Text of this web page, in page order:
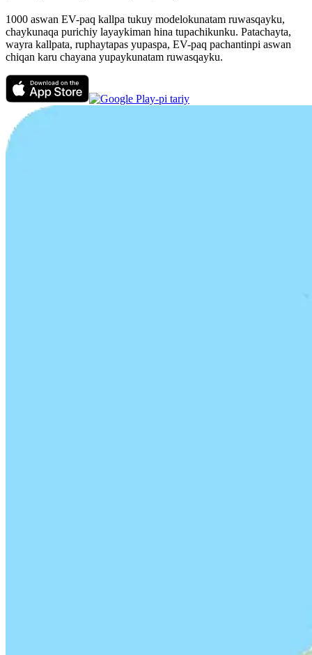
1000 aswan EV-paq kallpa tukuy modelokunatam ruwasqayku,
chaykunaqa purichiy layaykiman hina tupachikunku. Patachayta,
wayra kallpata, ruphaytapas yupaspa, EV-paq pachantinpi aswan
chiqan karu chayana yupaykunatam ruwasqayku.